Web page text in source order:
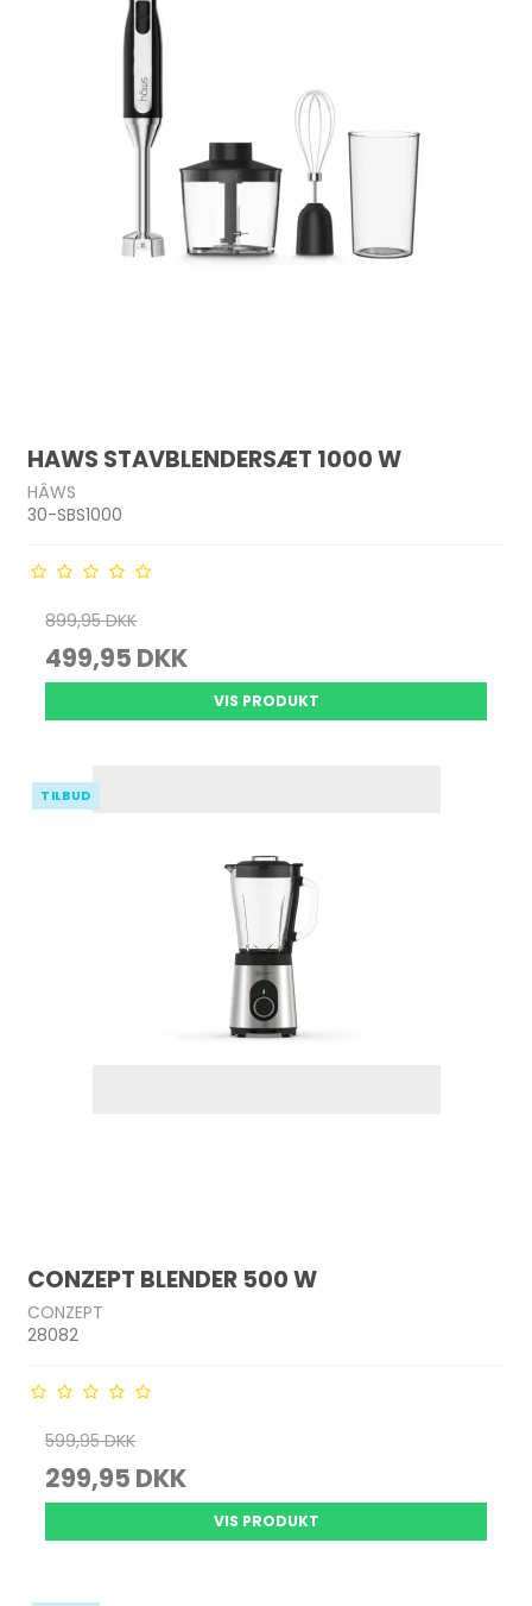
HAWS STAVBLENDERSÆT 1000 W
HÂWS
30-SBS1000
899,95 DKK
499,95 DKK
VIS PRODUKT
TILBUD
CONZEPT BLENDER 500 W
CONZEPT
28082
599,95 DKK
299,95 DKK
VIS PRODUKT